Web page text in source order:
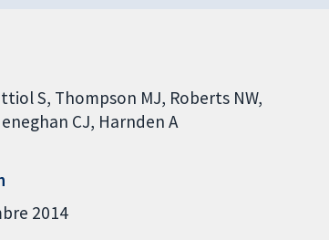
S Thompson MJ Roberts NW
CJ Harnden A
2014